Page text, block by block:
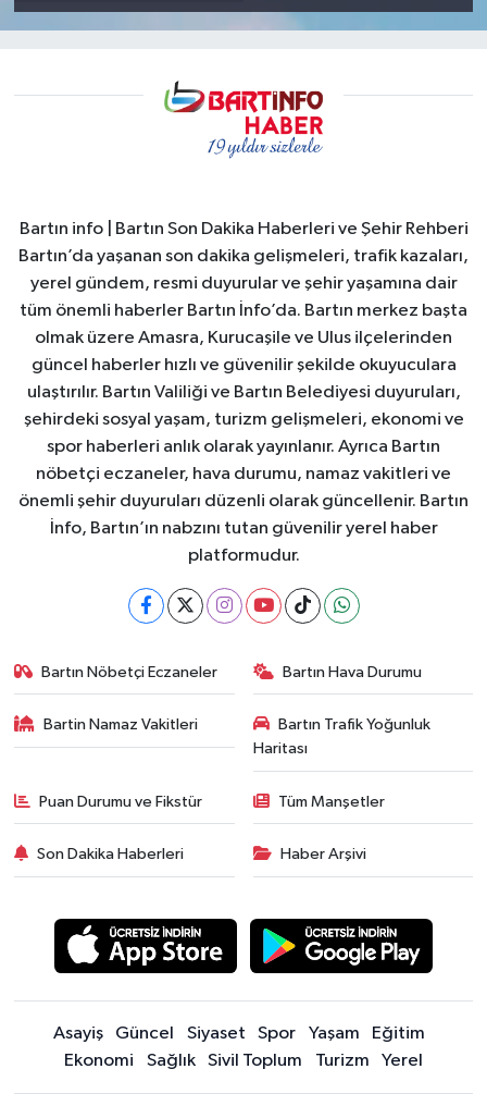
Bartın info | Bartın Son Dakika Haberleri ve Şehir Rehberi
Bartın’da yaşanan son dakika gelişmeleri, trafik kazaları,
yerel gündem, resmi duyurular ve şehir yaşamına dair
tüm önemli haberler Bartın İnfo’da. Bartın merkez başta
olmak üzere Amasra, Kurucaşile ve Ulus ilçelerinden
güncel haberler hızlı ve güvenilir şekilde okuyuculara
ulaştırılır. Bartın Valiliği ve Bartın Belediyesi duyuruları,
şehirdeki sosyal yaşam, turizm gelişmeleri, ekonomi ve
spor haberleri anlık olarak yayınlanır. Ayrıca Bartın
nöbetçi eczaneler, hava durumu, namaz vakitleri ve
önemli şehir duyuruları düzenli olarak güncellenir. Bartın
İnfo, Bartın’ın nabzını tutan güvenilir yerel haber
platformudur.
Bartın Nöbetçi Eczaneler Bartın Hava Durumu
Bartin Namaz Vakitleri
Bartın Trafik Yoğunluk
Haritası
Puan Durumu ve Fikstür Tüm Manşetler
Son Dakika Haberleri Haber Arşivi
Asayiş Güncel Siyaset Spor Yaşam
Eğitim
Ekonomi
Sağlık Sivil Toplum Turizm Yerel